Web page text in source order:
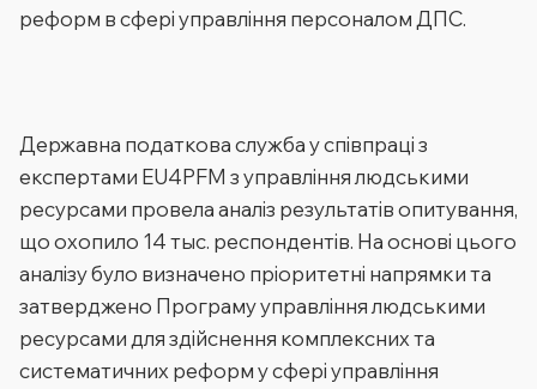
реформ в сфері управління персоналом ДПС.
Державна податкова служба у співпраці з
експертами EU4PFM з управління людськими
ресурсами провела аналіз результатів опитування,
що охопило 14 тыс. респондентів. На основі цього
аналізу було визначено пріоритетні напрямки та
затверджено Програму управління людськими
ресурсами для здійснення комплексних та
систематичних реформ у сфері управління